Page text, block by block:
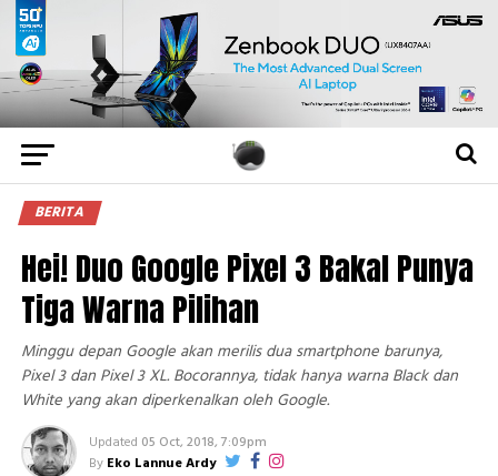
BERITA
Hei! Duo Google Pixel 3 Bakal Punya
Tiga Warna Pilihan
Minggu depan Google akan merilis dua smartphone barunya,
Pixel 3 dan Pixel 3 XL. Bocorannya, tidak hanya warna Black dan
White yang akan diperkenalkan oleh Google.
Updated 05 Oct, 2018, 7:09pm
By Eko Lannue Ardy